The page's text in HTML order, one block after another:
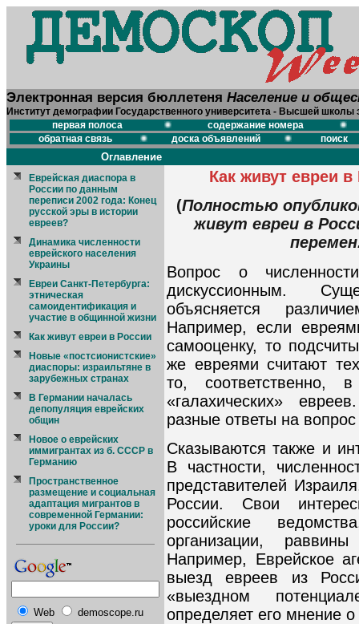
Электронная версия бюллетеня Население и
Институт демографии Государственного университета - Высшей школы
первая полоса
содержание номера
обратная связь
доска объявлений поиск
Оглавление
Еврейская диаспора в
России по данным
переписи 2002 года: Конец
русской эры в истории
евреев?
Динамика численности
еврейского населения
Украины
Евреи Санкт-Петербурга:
этническая
самоидентификация и
участие в общинной жизни
Как живут евреи в России
Новые «постсионистские»
диаспоры: израильтяне в
зарубежных странах
В Германии началась
депопуляция еврейских
общин
Новое о еврейских
иммигрантах из б. СССР в
Германию
Пространственное
размещение и социальная
адаптация мигрантов в
современной Германии:
уроки для России?
Web demoscope.ru
Как живут евреи
(Полностью
живут евреи в
Вопрос о
дискуссионным.
объясняется
Например, если
самооценку, то
же евреями считают
то, соответственно,
«галахических»
разные ответы на
Сказываются также и
В частности,
представителей
России. Свои
российские
организации,
Например, Еврейское
выезд евреев из
«выездном
определяет его мнение